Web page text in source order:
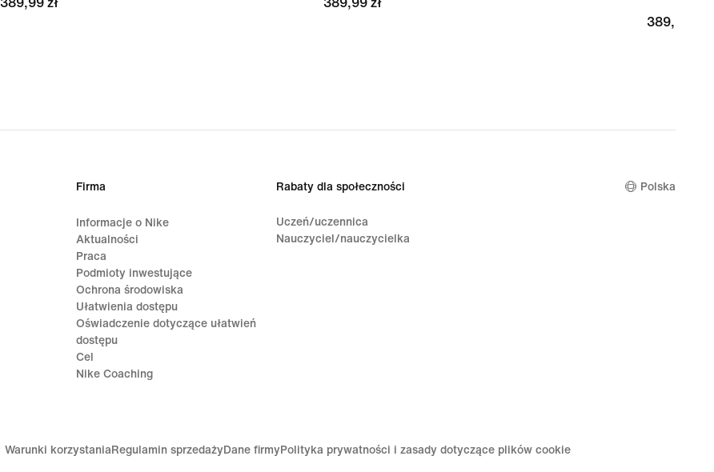
389,99 zł
389,99 zł
Firma
Informacje o Nike
Aktualności
Praca
Podmioty inwestujące
Ochrona środowiska
Ułatwienia dostępu
Oświadczenie dotyczące ułatwień
dostępu
Cel
Nike Coaching
Rabaty dla społeczności
Uczeń/uczennica
Nauczyciel/nauczycielka
Polska
Warunki korzystania Regulamin sprzedażyDane firmyPolityka prywatności i zasady dotyczące plików cookie